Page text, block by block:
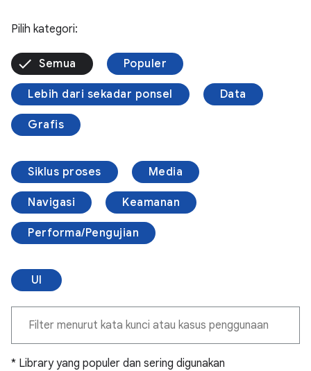
Pilih kategori:
Semua Populer
Lebih dari sekadar ponsel Data
Grafis
Siklus proses Media
Navigasi Keamanan
Performa/Pengujian
UI
* Library yang populer dan sering digunakan